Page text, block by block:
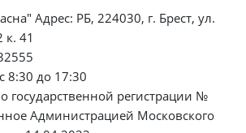
Адрес: РБ, 224030, г. Брест, ул.
к. 41
8:30 до 17:30
государственной регистрации №
Администрацией Московского